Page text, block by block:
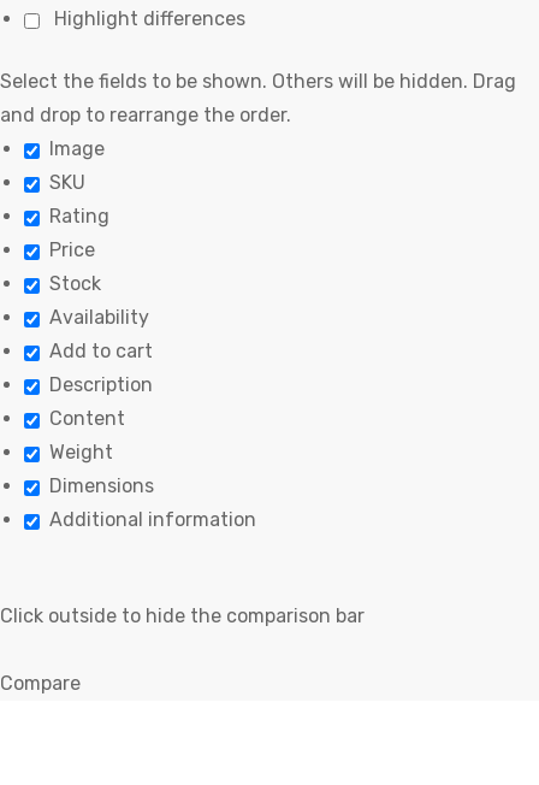
Highlight differences
Select the fields to be shown. Others will be hidden. Drag
and drop to rearrange the order.
Image
SKU
Rating
Price
Stock
Availability
Add to cart
Description
Content
Weight
Dimensions
Additional information
Click outside to hide the comparison bar
Compare